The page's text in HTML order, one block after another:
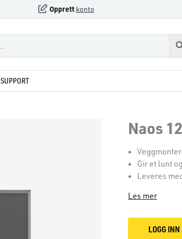
Opprett konto
SUPPORT
Naos
Gir et lunt
Leveres
Les mer
LOGG INN